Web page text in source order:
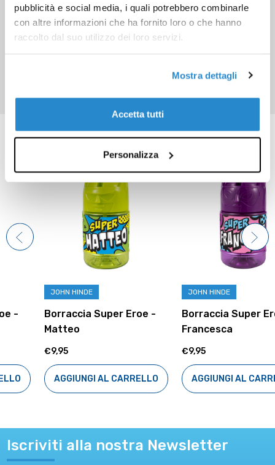
pubblicità e social media, i quali potrebbero combinarle
con altre informazioni che ha fornito loro o che hanno
raccolto dal suo utilizzo dei loro servizi.
Mostra dettagli
Accetta tutti
Personalizza
Prodotti correlati
JOHN HINDE
Borraccia Super Eroe -
AGGIUNGI AL CARRELLO
JOHN HINDE
Borraccia Super Eroe -
Francesca
AGGIUNGI AL CARRELLO
Iscriviti alla nostra Newsletter